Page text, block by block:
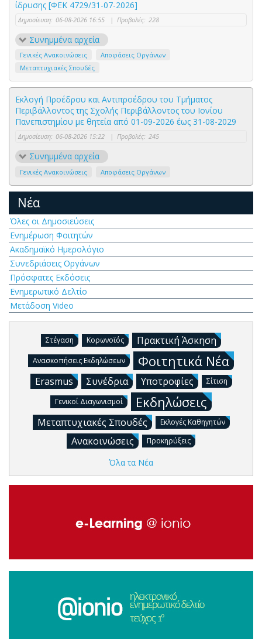
ίδρυσης [ΦΕΚ 4729/31-07-2026]
Δημοσίευση: 06-08-2026 16:55 | Προβολές: 228
Συνημμένα αρχεία
Γενικές Ανακοινώσεις
Αποφάσεις Οργάνων
Μεταπτυχιακές Σπουδές
Εκλογή Προέδρου και Αντιπροέδρου του Τμήματος
Περιβάλλοντος της Σχολής Περιβάλλοντος του Ιονίου
Πανεπιστημίου με θητεία από 01-09-2026 έως 31-08-2029
Δημοσίευση: 06-08-2026 15:22 | Προβολές: 245
Συνημμένα αρχεία
Γενικές Ανακοινώσεις Αποφάσεις Οργάνων
Νέα
Όλες οι Δημοσιεύσεις
Ενημέρωση Φοιτητών
Ακαδημαϊκό Ημερολόγιο
Συνεδριάσεις Οργάνων
Πρόσφατες Εκδόσεις
Ενημερωτικό Δελτίο
Μετάδοση Video
Στέγαση Κορωνοϊός Πρακτική Άσκηση
Ανασκοπήσεις Εκδηλώσεων Φοιτητικά Νέα
Erasmus Συνέδρια Υποτροφίες Σίτιση
Γενικοί Διαγωνισμοί Εκδηλώσεις
Μεταπτυχιακές Σπουδές Εκλογές Καθηγητών
Ανακοινώσεις Προκηρύξεις
Όλα τα Νέα